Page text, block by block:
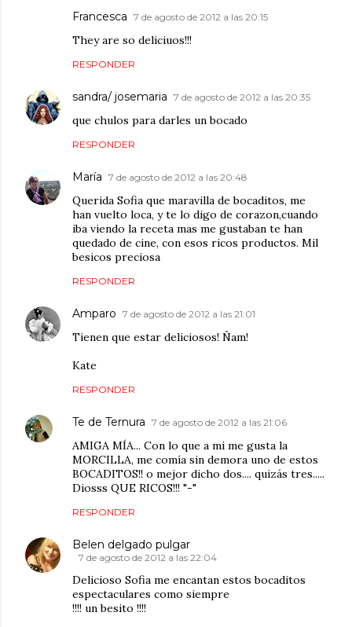
Francesca 7 de agosto de 2012 a las 20:15
They are so deliciuos!!!
RESPONDER
sandra/ josemaria 7 de agosto de 2012 a las 20:35
que chulos para darles un bocado
RESPONDER
María 7 de agosto de 2012 a las 20:48
Querida Sofia que maravilla de bocaditos, me
han vuelto loca, y te lo digo de corazon,cuando
iba viendo la receta mas me gustaban te han
quedado de cine, con esos ricos productos. Mil
besicos preciosa
RESPONDER
Amparo 7 de agosto de 2012 a las 21:01
Tienen que estar deliciosos! Ñam!
Kate
RESPONDER
Te de Ternura 7 de agosto de 2012 a las 21:06
AMIGA MÍA... Con lo que a mi me gusta la
MORCILLA, me comía sin demora uno de estos
BOCADITOS!! o mejor dicho dos.... quizás tres.....
Diosss QUE RICOS!!! "-"
RESPONDER
Belen delgado pulgar
7 de agosto de 2012 a las 22:04
Delicioso Sofia me encantan estos bocaditos
espectaculares como siempre
!!!! un besito !!!!